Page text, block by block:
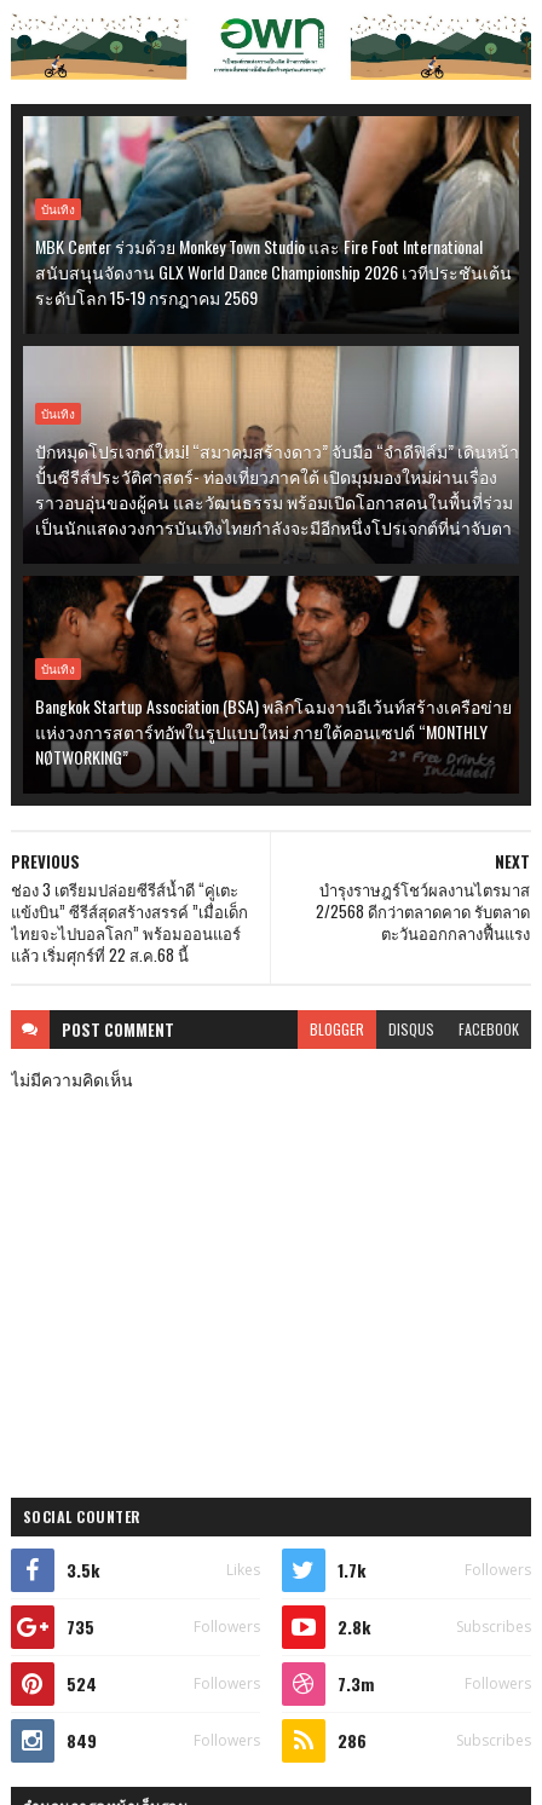
บันเทิง
MBK Center ร่วมด้วย Monkey Town Studio และ Fire Foot International
สนับสนุนจัดงาน GLX World Dance Championship 2026 เวทีประชันเต้น
ระดับโลก 15-19 กรกฎาคม 2569
บันเทิง
ปักหมุดโปรเจกต์ใหม่! “สมาคมสร้างดาว” จับมือ “จำดีฟิล์ม” เดินหน้า
ปั้นซีรีส์ประวัติศาสตร์- ท่องเที่ยวภาคใต้ เปิดมุมมองใหม่ผ่านเรื่อง
ราวอบอุ่นของผู้คน และวัฒนธรรม พร้อมเปิดโอกาสคนในพื้นที่ร่วม
เป็นนักแสดงวงการบันเทิงไทยกำลังจะมีอีกหนึ่งโปรเจกต์ที่น่าจับตา
บันเทิง
Bangkok Startup Association (BSA) พลิกโฉมงานอีเว้นท์สร้างเครือข่าย
แห่งวงการสตาร์ทอัพในรูปแบบใหม่ ภายใต้คอนเซปต์ “MONTHLY
NØTWORKING”
NEXT
บำรุงราษฎร์โชว์ผลงานไตรมาส
2/2568 ดีกว่าตลาดคาด รับตลาด
ตะวันออกกลางฟื้นแรง
PREVIOUS
ช่อง 3 เตรียมปล่อยซีรีส์น้ำดี “คู่เตะ
แข้งบิน” ซีรีส์สุดสร้างสรรค์ ”เมื่อเด็ก
ไทยจะไปบอลโลก” พร้อมออนแอร์
แล้ว เริ่มศุกร์ที่ 22 ส.ค.68 นี้
POST COMMENT BLOGGER DISQUS FACEBOOK
ไม่มีความคิดเห็น
SOCIAL COUNTER
3.5k Likes 1.7k Followers
735 Followers 2.8k Subscribes
524 Followers 7.3m Followers
849 Followers 286 Subscribes